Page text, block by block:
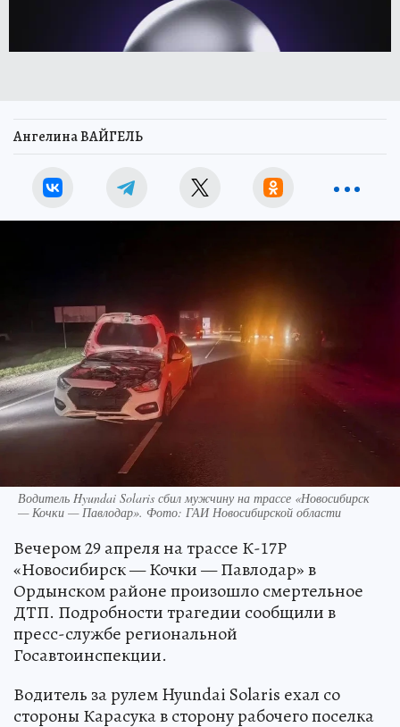
Ангелина ВАЙГЕЛЬ
Водитель Hyundai Solaris сбил мужчину на трассе «Новосибирск
— Кочки — Павлодар». Фото: ГАИ Новосибирской области
Вечером 29 апреля на трассе К-17Р
«Новосибирск — Кочки — Павлодар» в
Ордынском районе произошло смертельное
ДТП. Подробности трагедии сообщили в
пресс-службе региональной
Госавтоинспекции.
Водитель за рулем Hyundai Solaris ехал со
стороны Карасука в сторону рабочего поселка